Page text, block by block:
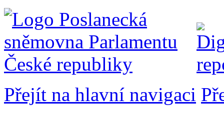
Přejít na hlavní navigaci